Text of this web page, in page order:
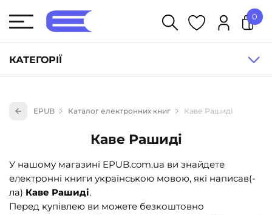
КАТЕГОРІЇ
Книги для дітей (835)
Книги для підлітків (240)
Науково-популярна література (1015)
Навчальна література та посібники (527)
Енциклопедії, довідники, словники (55)
0
EPUB Каталог електронних книг Каве Рашиді
Каве Рашиді
У нашому магазині EPUB.com.ua ви знайдете
електронні книги українською мовою, які написав(-
ла) Каве Рашиді.
Перед купівлею ви можете безкоштовно